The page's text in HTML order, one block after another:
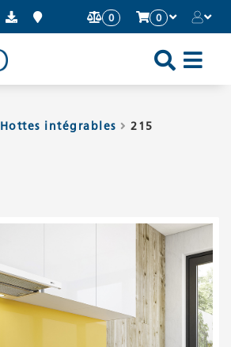
0 0
Hottes intégrables 215